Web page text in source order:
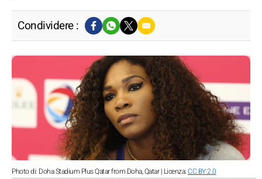
Condividere :
Photo di: Doha Stadium Plus Qatar from Doha, Qatar | Licenza:CC BY 2.0